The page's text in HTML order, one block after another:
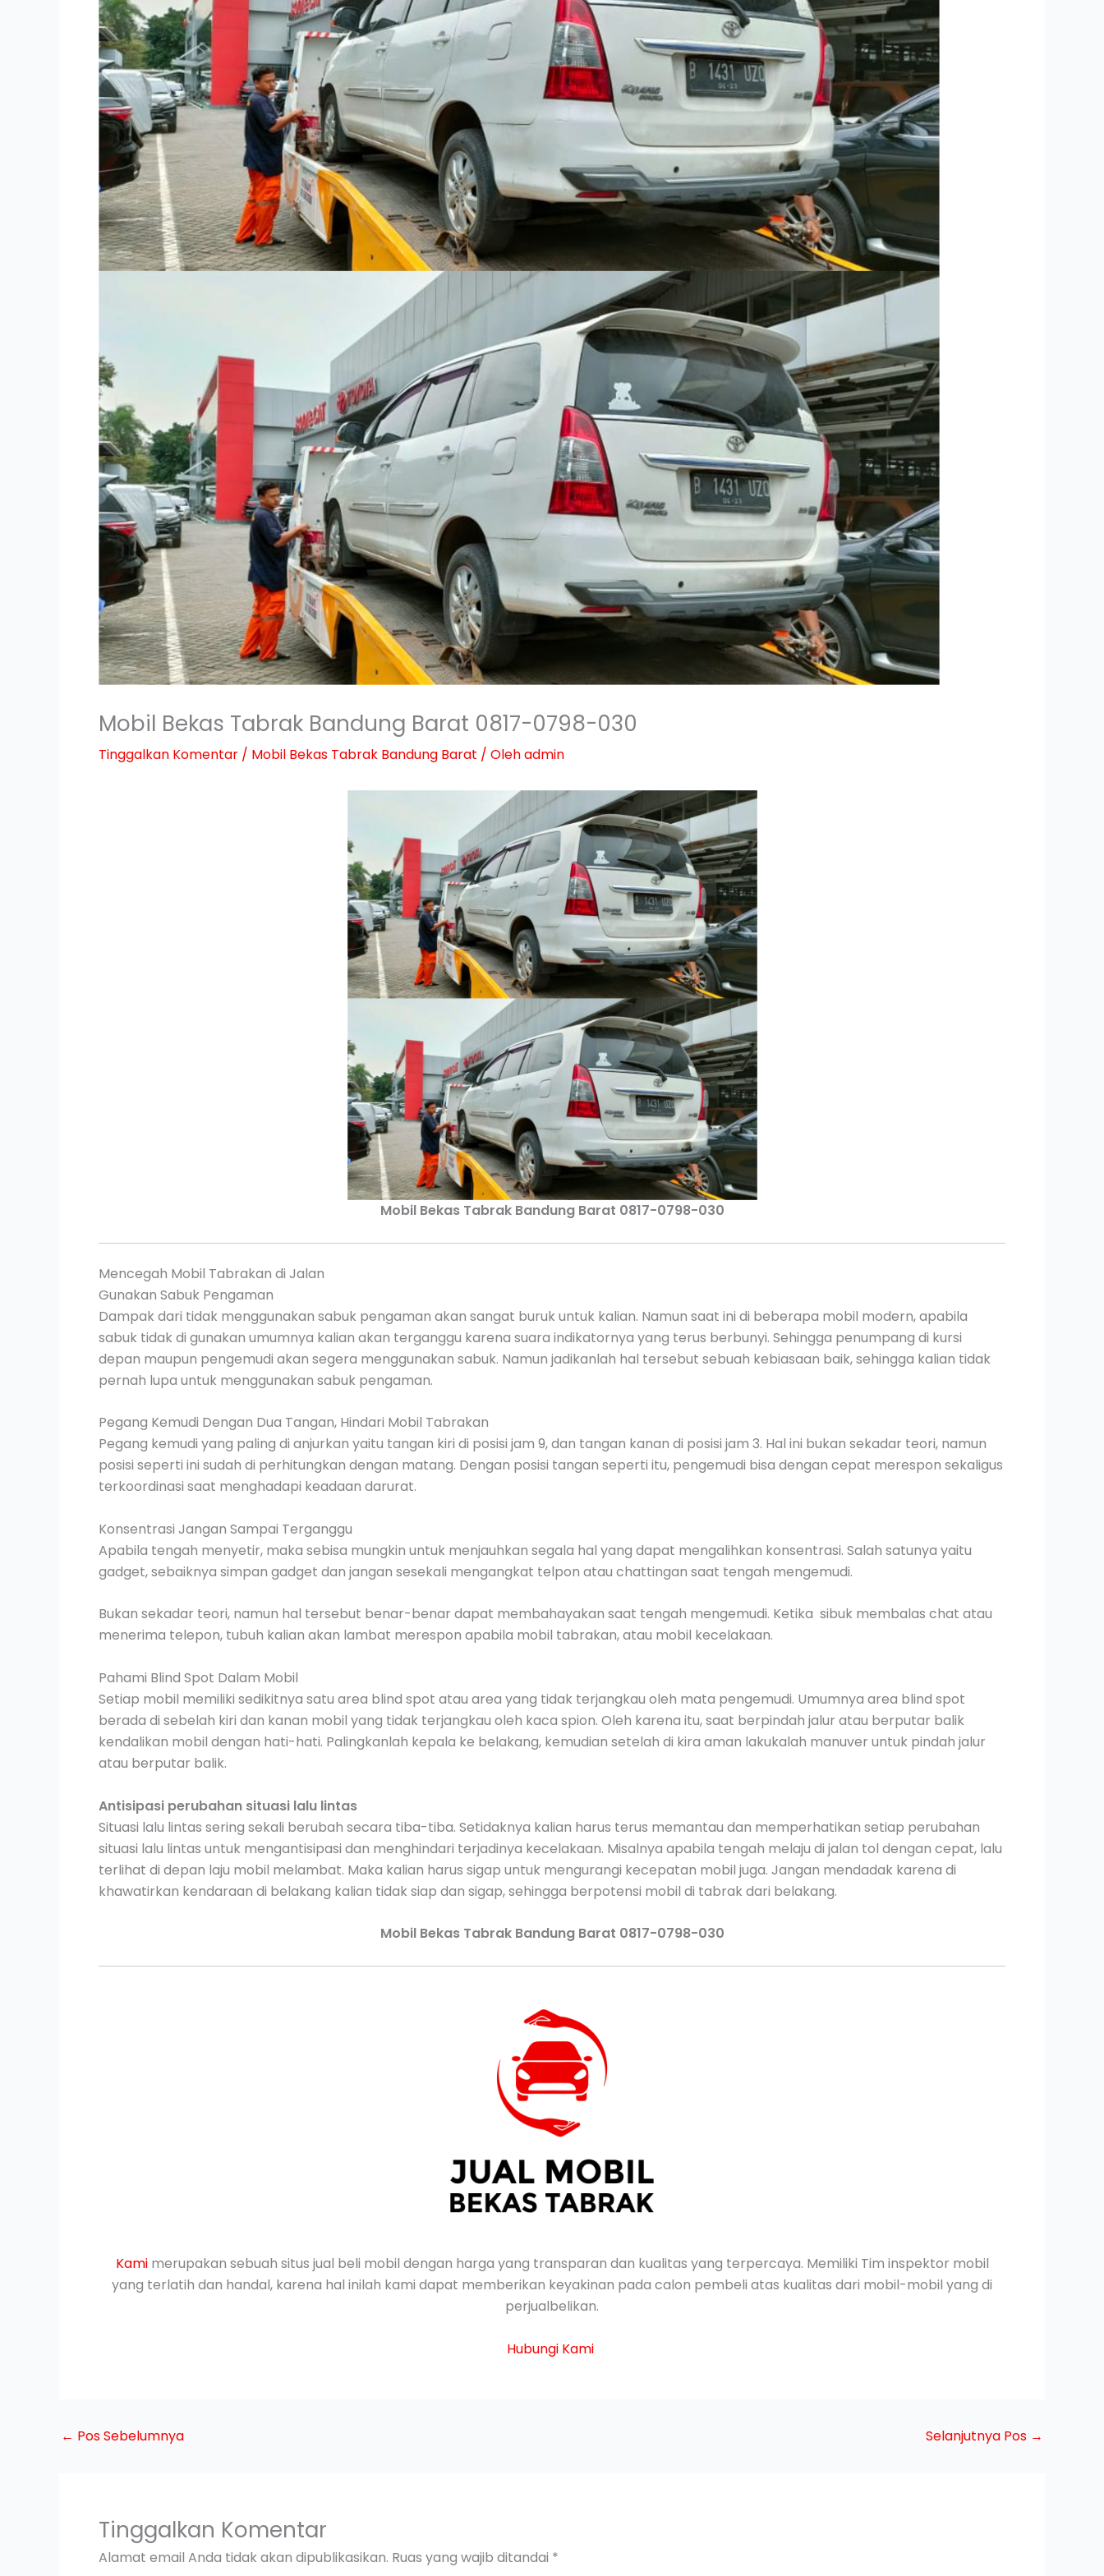
Mobil Bekas Tabrak Bandung Barat 0817-0798-030
Tinggalkan Komentar / Mobil Bekas Tabrak Bandung Barat / Olehadmin
Mobil Bekas Tabrak Bandung Barat 0817-0798-030
Mencegah Mobil Tabrakan di Jalan
Gunakan Sabuk Pengaman
Dampak dari tidak menggunakan sabuk pengaman akan sangat buruk untuk kalian. Namun saat ini di beberapa mobil modern, apabila
sabuk tidak di gunakan umumnya kalian akan terganggu karena suara indikatornya yang terus berbunyi. Sehingga penumpang di kursi
depan maupun pengemudi akan segera menggunakan sabuk. Namun jadikanlah hal tersebut sebuah kebiasaan baik, sehingga kalian tidak
pernah lupa untuk menggunakan sabuk pengaman.
Pegang Kemudi Dengan Dua Tangan, Hindari Mobil Tabrakan
Pegang kemudi yang paling di anjurkan yaitu tangan kiri di posisi jam 9, dan tangan kanan di posisi jam 3. Hal ini bukan sekadar teori, namun
posisi seperti ini sudah di perhitungkan dengan matang. Dengan posisi tangan seperti itu, pengemudi bisa dengan cepat merespon sekaligus
terkoordinasi saat menghadapi keadaan darurat.
Konsentrasi Jangan Sampai Terganggu
Apabila tengah menyetir, maka sebisa mungkin untuk menjauhkan segala hal yang dapat mengalihkan konsentrasi. Salah satunya yaitu
gadget, sebaiknya simpan gadget dan jangan sesekali mengangkat telpon atau chattingan saat tengah mengemudi.
Bukan sekadar teori, namun hal tersebut benar-benar dapat membahayakan saat tengah mengemudi. Ketika sibuk membalas chat atau
menerima telepon, tubuh kalian akan lambat merespon apabila mobil tabrakan, atau mobil kecelakaan.
Pahami Blind Spot Dalam Mobil
Setiap mobil memiliki sedikitnya satu area blind spot atau area yang tidak terjangkau oleh mata pengemudi. Umumnya area blind spot
berada di sebelah kiri dan kanan mobil yang tidak terjangkau oleh kaca spion. Oleh karena itu, saat berpindah jalur atau berputar balik
kendalikan mobil dengan hati-hati. Palingkanlah kepala ke belakang, kemudian setelah di kira aman lakukalah manuver untuk pindah jalur
atau berputar balik.
Antisipasi perubahan situasi lalu lintas
Situasi lalu lintas sering sekali berubah secara tiba-tiba. Setidaknya kalian harus terus memantau dan memperhatikan setiap perubahan
situasi lalu lintas untuk mengantisipasi dan menghindari terjadinya kecelakaan. Misalnya apabila tengah melaju di jalan tol dengan cepat, lalu
terlihat di depan laju mobil melambat. Maka kalian harus sigap untuk mengurangi kecepatan mobil juga. Jangan mendadak karena di
khawatirkan kendaraan di belakang kalian tidak siap dan sigap, sehingga berpotensi mobil di tabrak dari belakang.
Mobil Bekas Tabrak Bandung Barat 0817-0798-030
Kamimerupakan sebuah situs jual beli mobil dengan harga yang transparan dan kualitas yang terpercaya. Memiliki Tim inspektor mobil
yang terlatih dan handal, karena hal inilah kami dapat memberikan keyakinan pada calon pembeli atas kualitas dari mobil-mobil yang di
perjualbelikan.
Hubungi Kami
← Pos Sebelumnya Selanjutnya Pos →
Tinggalkan Komentar
Alamat email Anda tidak akan dipublikasikan. Ruas yang wajib ditandai *